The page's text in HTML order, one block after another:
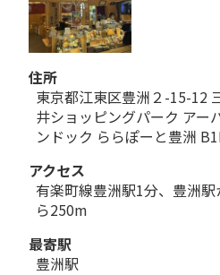
住所
東京都江東区豊洲２-15-12
井ショッピングパーク アー
ンドック ららぽーと豊洲
アクセス
有楽町線豊洲駅1分、豊洲駅
ら250m
最寄駅
豊洲駅